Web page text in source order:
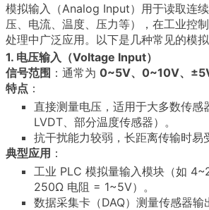
模拟输入（Analog Input）用于读取连
压、电流、温度、压力等），在工业控
处理中广泛应用。以下是几种常见的模
1. 电压输入（Voltage Input）
信号范围 ：通常为 0~5V、0~10V、
特点 ：
直接测量电压，适用于大多数传感
LVDT、部分温度传感器）。
抗干扰能力较弱，长距离传输时易
典型应用 ：
工业 PLC 模拟量输入模块（如
250Ω 电阻 = 1~5V）。
数据采集卡（DAQ）测量传感器输